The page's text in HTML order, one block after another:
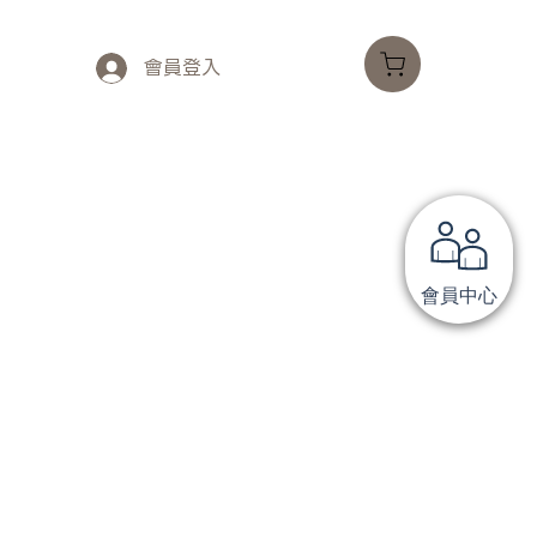
會員中心
會員登入